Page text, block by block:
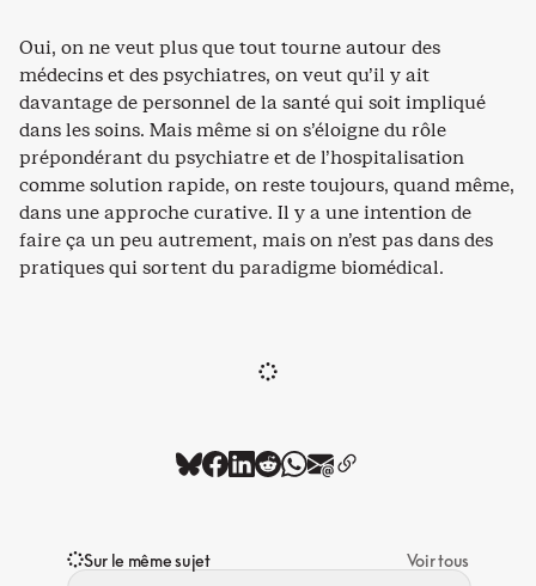
Oui, on ne veut plus que tout tourne autour des
médecins et des psychiatres, on veut qu’il y ait
davantage de personnel de la santé qui soit impliqué
dans les soins. Mais même si on s’éloigne du rôle
prépondérant du psychiatre et de l’hospitalisation
comme solution rapide, on reste toujours, quand même,
dans une approche curative. Il y a une intention de
faire ça un peu autrement, mais on n’est pas dans des
pratiques qui sortent du paradigme biomédical.
Sur le même sujet
Voir tous